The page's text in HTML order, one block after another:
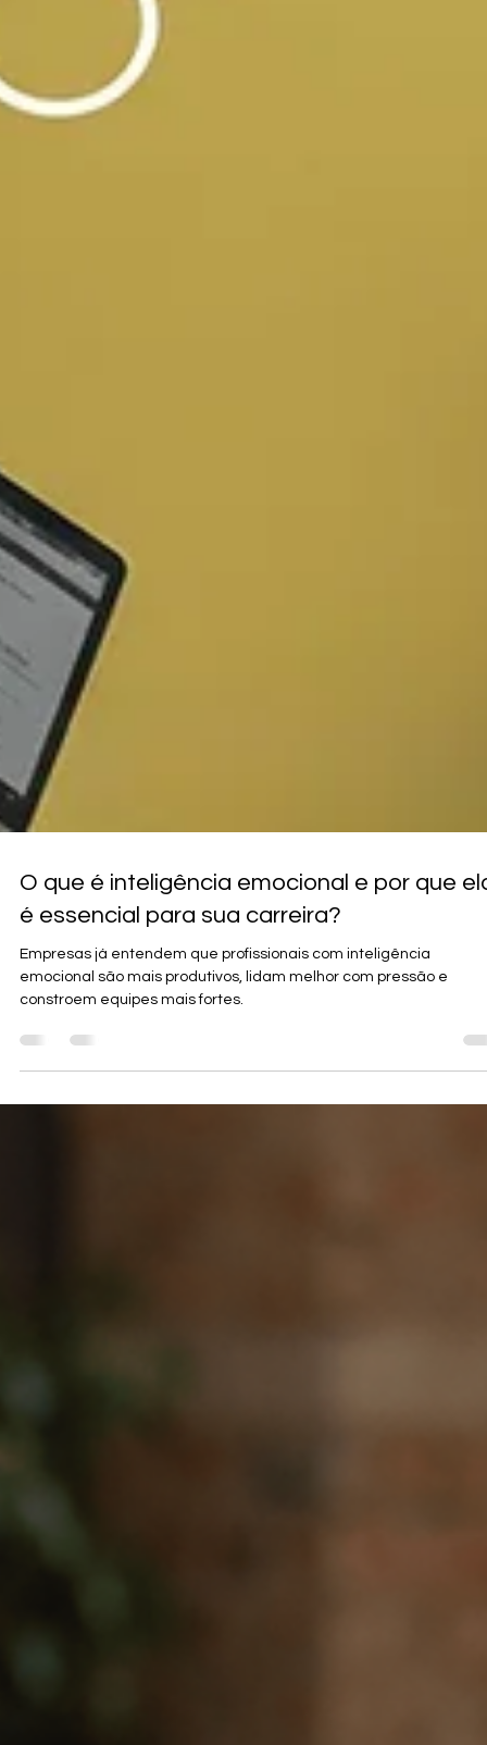
O que é inteligência emocional e por que
é essencial para sua carreira?
Empresas já entendem que profissionais com inteligência
emocional são mais produtivos, lidam melhor com pressão e